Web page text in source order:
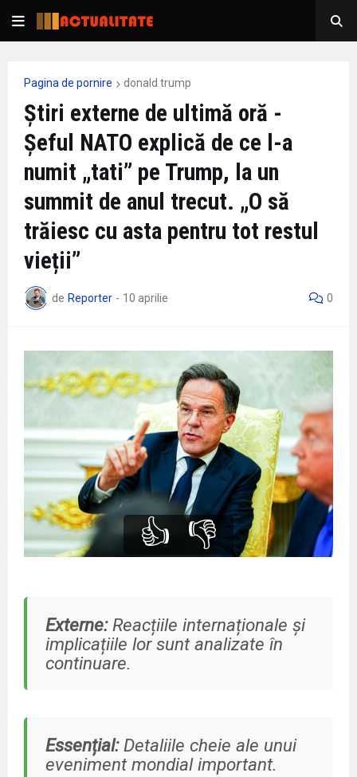
Pagina de pornire donald trump
Știri externe de ultimă oră -
Șeful NATO explică de ce l-a
numit „tati” pe Trump, la un
summit de anul trecut. „O să
trăiesc cu asta pentru tot restul
vieții”
de Reporter - 10 aprilie 0
👍 👎
Externe:Reacțiile internaționale și
implicațiile lor sunt analizate în
continuare.
Essențial:Detaliile cheie ale unui
eveniment mondial important.